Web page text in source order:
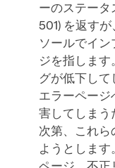
ーのステータ
501) を返す
ソールでイ
ジを指しま
グが低下して
エラーページ
害してしまう
次第、これら
ようとしま